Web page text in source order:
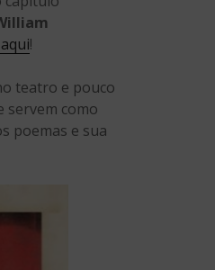
!
teatro e pouco
servem como
poemas e sua